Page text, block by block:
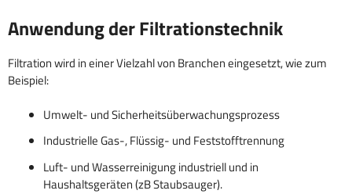
Anwendung der Filtrationstechnik
Filtration wird in einer Vielzahl von Branchen eingesetzt, wie zum
Beispiel:
Umwelt- und Sicherheitsüberwachungsprozess
Industrielle Gas-, Flüssig- und Feststofftrennung
Luft- und Wasserreinigung industriell und in
Haushaltsgeräten (zB Staubsauger).